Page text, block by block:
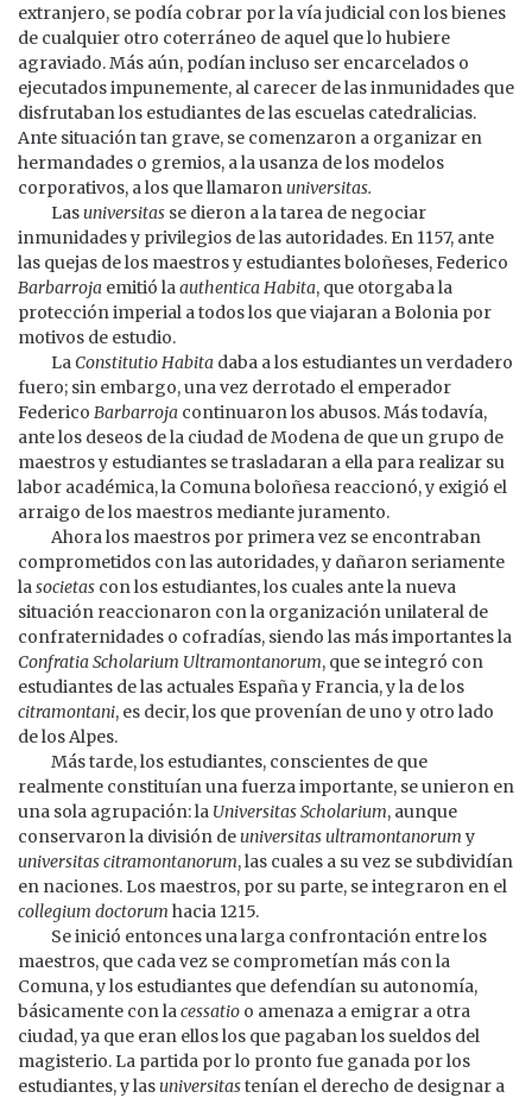
extranjero, se podía cobrar por la vía judicial con los bienes
de cualquier otro coterráneo de aquel que lo hubiere
agraviado. Más aún, podían incluso ser encarcelados o
ejecutados impunemente, al carecer de las inmunidades que
disfrutaban los estudiantes de las escuelas catedralicias.
Ante situación tan grave, se comenzaron a organizar en
hermandades o gremios, a la usanza de los modelos
corporativos, a los que llamaron universitas.
Las universitas se dieron a la tarea de negociar
inmunidades y privilegios de las autoridades. En 1157, ante
las quejas de los maestros y estudiantes boloñeses, Federico
Barbarroja emitió laauthentica Habita, que otorgaba la
protección imperial a todos los que viajaran a Bolonia por
motivos de estudio.
LaConstitutio Habita daba a los estudiantes un verdadero
fuero; sin embargo, una vez derrotado el emperador
Federico Barbarroja continuaron los abusos. Más todavía,
ante los deseos de la ciudad de Modena de que un grupo de
maestros y estudiantes se trasladaran a ella para realizar su
labor académica, la Comuna boloñesa reaccionó, y exigió el
arraigo de los maestros mediante juramento.
Ahora los maestros por primera vez se encontraban
comprometidos con las autoridades, y dañaron seriamente
lasocietas con los estudiantes, los cuales ante la nueva
situación reaccionaron con la organización unilateral de
confraternidades o cofradías, siendo las más importantes la
Confratia Scholarium Ultramontanorum, que se integró con
estudiantes de las actuales España y Francia, y la de los
citramontani, es decir, los que provenían de uno y otro lado
de los Alpes.
Más tarde, los estudiantes, conscientes de que
realmente constituían una fuerza importante, se unieron en
una sola agrupación: la Universitas Scholarium, aunque
conservaron la división de universitas ultramontanorumy
universitas citramontanorum, las cuales a su vez se subdividían
en naciones. Los maestros, por su parte, se integraron en el
collegium doctorum hacia 1215.
Se inició entonces una larga confrontación entre los
maestros, que cada vez se comprometían más con la
Comuna, y los estudiantes que defendían su autonomía,
básicamente con lacessatio o amenaza a emigrar a otra
ciudad, ya que eran ellos los que pagaban los sueldos del
magisterio. La partida por lo pronto fue ganada por los
estudiantes, y las universitastenían el derecho de designar a